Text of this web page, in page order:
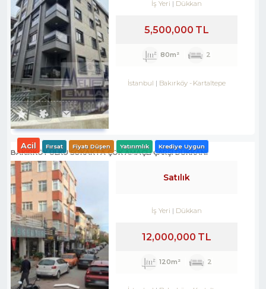
İş Yeri Dükkan
5,500,000 TL
80m² 2
İstanbul Bakırköy- Kartaltepe
BAKIRKÖY ÜLKÜ SOKAKTA ÇOK AMAÇLI ÇARŞI DÜKKANI
Acil Fırsat Fiyatı Düşen Yatırımlık Krediye Uygun
Satılık
İş Yeri Dükkan
12,000,000 TL
120m² 2